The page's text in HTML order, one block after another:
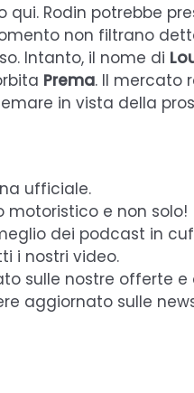
qui. Rodin potrebbe
non filtrano
Intanto, il nome di
Prema. Il mercato
in vista della
ufficiale.
motoristico e non solo!
dei podcast in
i nostri video.
sulle nostre offerte e
aggiornato sulle